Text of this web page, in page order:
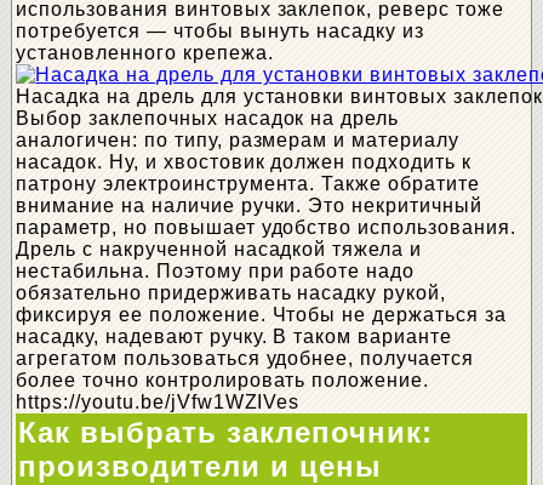
использования винтовых заклепок, реверс тоже
потребуется — чтобы вынуть насадку из
установленного крепежа.
Насадка на дрель для установки винтовых заклепок
Выбор заклепочных насадок на дрель
аналогичен: по типу, размерам и материалу
насадок. Ну, и хвостовик должен подходить к
патрону электроинструмента. Также обратите
внимание на наличие ручки. Это некритичный
параметр, но повышает удобство использования.
Дрель с накрученной насадкой тяжела и
нестабильна. Поэтому при работе надо
обязательно придерживать насадку рукой,
фиксируя ее положение. Чтобы не держаться за
насадку, надевают ручку. В таком варианте
агрегатом пользоваться удобнее, получается
более точно контролировать положение.
https://youtu.be/jVfw1WZIVes
Как выбрать заклепочник:
производители и цены